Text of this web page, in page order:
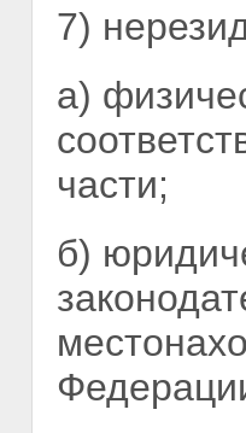
7)
а)
части;
б)